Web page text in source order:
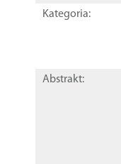
Kategoria:
Abstrakt: